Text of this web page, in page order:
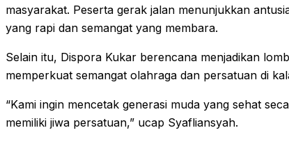
masyarakat. Peserta gerak jalan menunjukkan
yang rapi dan semangat yang membara.
Selain itu, Dispora Kukar berencana menjadikan
memperkuat semangat olahraga dan persatuan di
“Kami ingin mencetak generasi muda yang sehat
memiliki jiwa persatuan,” ucap Syafliansyah.